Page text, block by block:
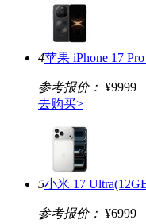
4苹果 iPhone 17
参考报价： ¥9999
去购买>
5小米 17
参考报价： ¥6999